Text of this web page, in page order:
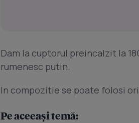
Dam la cuptorul preincalzit la
rumenesc putin.
In compozitie se poate folosi
Pe aceeași temă: